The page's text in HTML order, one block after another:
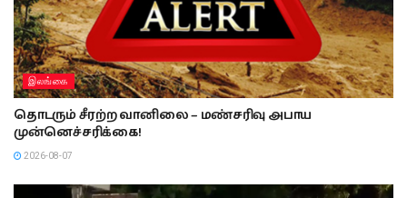
இலங்கை
தொடரும் சீரற்ற வானிலை – மண்சரிவு அபாய
முன்னெச்சரிக்கை!
2026-08-07